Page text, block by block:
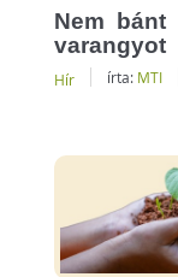
Nem
varangyot
Hír írta: MTI